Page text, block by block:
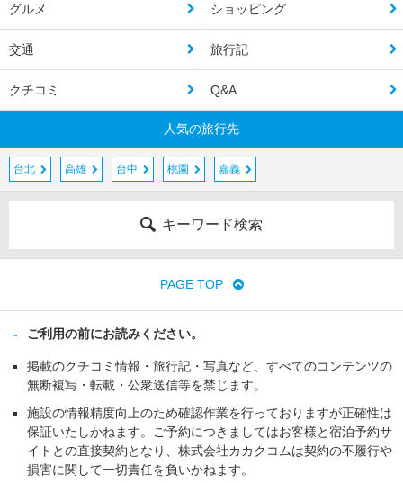
グルメ ショッピング
交通 旅行記
クチコミ Q&A
人気の旅行先
台北 高雄 台中 桃園 嘉義
キーワード検索
PAGE TOP
ご利用の前にお読みください。
掲載のクチコミ情報・旅行記・写真など、すべてのコンテンツの
無断複写・転載・公衆送信等を禁じます。
施設の情報精度向上のため確認作業を行っておりますが正確性は
保証いたしかねます。ご予約につきましてはお客様と宿泊予約サ
イトとの直接契約となり、株式会社カカクコムは契約の不履行や
損害に関して一切責任を負いかねます。